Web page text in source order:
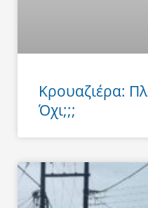
Κρουαζιέρα:
Όχι;;;